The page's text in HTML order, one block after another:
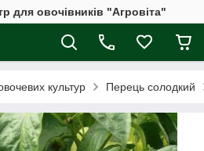
для овочівників "Агровіта"
культур Перець солодкий